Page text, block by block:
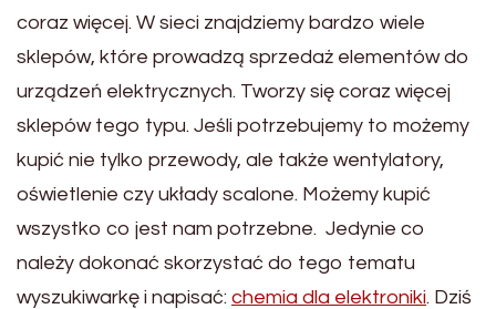
coraz więcej. W sieci znajdziemy bardzo wiele
sklepów, które prowadzą sprzedaż elementów do
urządzeń elektrycznych. Tworzy się coraz więcej
sklepów tego typu. Jeśli potrzebujemy to możemy
kupić nie tylko przewody, ale także wentylatory,
oświetlenie czy układy scalone. Możemy kupić
wszystko co jest nam potrzebne. Jedynie co
należy dokonać skorzystać do tego tematu
wyszukiwarkę i napisać: chemia dla elektroniki. Dziś